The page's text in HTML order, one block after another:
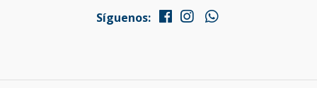
Síguenos: